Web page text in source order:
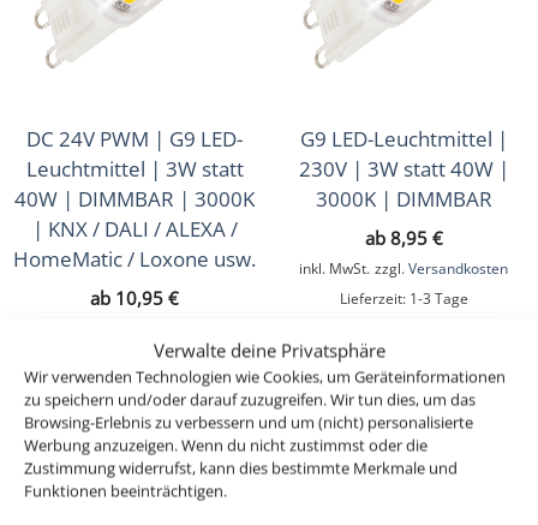
Verwalte deine Privatsphäre
Wir verwenden Technologien wie Cookies, um Geräteinformationen
zu speichern und/oder darauf zuzugreifen. Wir tun dies, um das
Browsing-Erlebnis zu verbessern und um (nicht) personalisierte
Werbung anzuzeigen. Wenn du nicht zustimmst oder die
Zustimmung widerrufst, kann dies bestimmte Merkmale und
Funktionen beeinträchtigen.
Lichtsteuerung
Zubehör (43)
Sale (16)
Musterkoffer (4)
Geschenkgutscheine
DC 24V PWM | G9 LED-
Leuchtmittel | 3W statt
40W | DIMMBAR | 3000K
| KNX / DALI / ALEXA /
HomeMatic / Loxone usw.
ab 10,95 €
1-3 Tage
G9 LED-Leuchtmittel |
230V | 3W statt 40W |
3000K | DIMMBAR
ab 8,95 €
inkl. MwSt. zzgl. Versandkosten
Lieferzeit: 1-3 Tage